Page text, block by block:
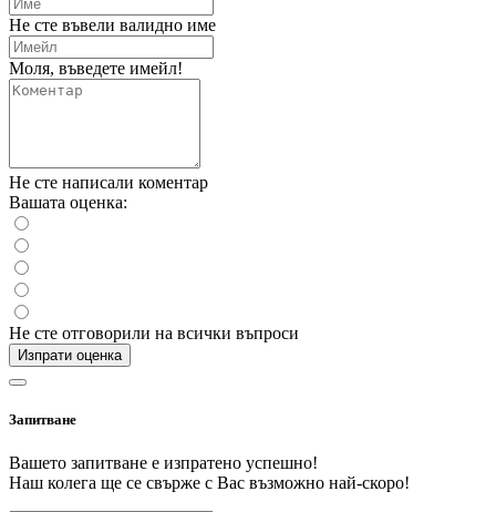
Не сте въвели валидно име
Моля, въведете имейл!
Не сте написали коментар
Вашата оценка:
Не сте отговорили на всички въпроси
Изпрати оценка
Запитване
Вашето запитване е изпратено успешно!
Наш колега ще се свърже с Вас възможно най-скоро!